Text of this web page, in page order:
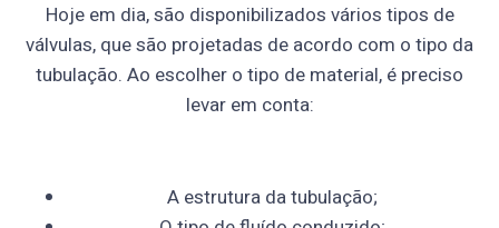
Hoje em dia, são disponibilizados vários tipos de
válvulas, que são projetadas de acordo com o tipo da
tubulação. Ao escolher o tipo de material, é preciso
levar em conta:
A estrutura da tubulação;